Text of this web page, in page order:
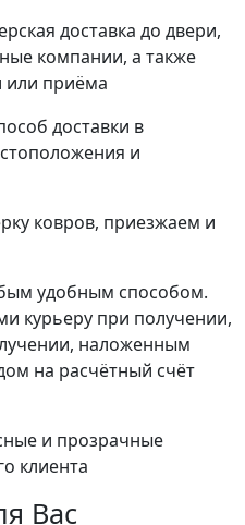
доставка до двери,
компании, а также
или приёма
доставки в
и
ковров, приезжаем и
удобным способом.
курьеру при получении,
наложенным
на расчётный счёт
и прозрачные
клиента
Вас